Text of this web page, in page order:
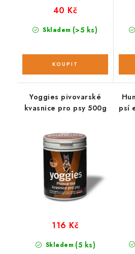
Skladem (>5 ks)
40 Kč
Yoggies pivovarské
kvasnice pro psy 500g
Skladem (5 ks)
116 Kč
psí